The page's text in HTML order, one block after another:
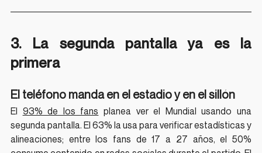
3. La segunda pantalla ya es la
primera
El teléfono manda en el estadio y en el sillón
El 93% de los fans planea ver el Mundial usando una
segunda pantalla. El 63% la usa para verificar estadísticas y
alineaciones; entre los fans de 17 a 27 años, el 50%